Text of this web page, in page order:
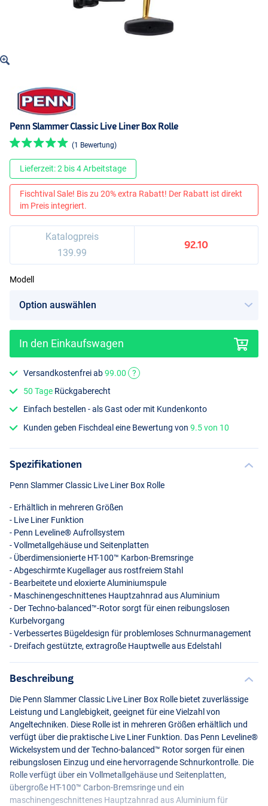
Penn Slammer Classic Live Liner Box Rolle
(1 Bewertung)
Lieferzeit: 2 bis 4 Arbeitstage
Fischtival Sale! Bis zu 20% extra Rabatt! Der Rabatt ist direkt
im Preis integriert.
Katalogpreis
139.99
92.10
Modell
In den Einkaufswagen
Versandkostenfrei ab99.00
?
50 Tage Rückgaberecht
Einfach bestellen - als Gast oder mit Kundenkonto
Kunden geben Fischdeal eine Bewertung von9.5 von 10
Spezifikationen
Penn Slammer Classic Live Liner Box Rolle
- Erhältlich in mehreren Größen
- Live Liner Funktion
- Penn Leveline® Aufrollsystem
- Vollmetallgehäuse und Seitenplatten
- Überdimensionierte HT-100™ Karbon-Bremsringe
- Abgeschirmte Kugellager aus rostfreiem Stahl
- Bearbeitete und eloxierte Aluminiumspule
- Maschinengeschnittenes Hauptzahnrad aus Aluminium
- Der Techno-balanced™-Rotor sorgt für einen reibungslosen
Kurbelvorgang
- Verbessertes Bügeldesign für problemloses Schnurmanagement
- Dreifach gestützte, extragroße Hauptwelle aus Edelstahl
Beschreibung
Die Penn Slammer Classic Live Liner Box Rolle bietet zuverlässige
Leistung und Langlebigkeit, geeignet für eine Vielzahl von
Angeltechniken. Diese Rolle ist in mehreren Größen erhältlich und
verfügt über die praktische Live Liner Funktion. Das Penn Leveline®
Wickelsystem und der Techno-balanced™ Rotor sorgen für einen
reibungslosen Einzug und eine hervorragende Schnurkontrolle. Die
Rolle verfügt über ein Vollmetallgehäuse und Seitenplatten,
übergroße HT-100™ Carbon-Bremsringe und ein
maschinengeschnittenes Hauptzahnrad aus Aluminium für